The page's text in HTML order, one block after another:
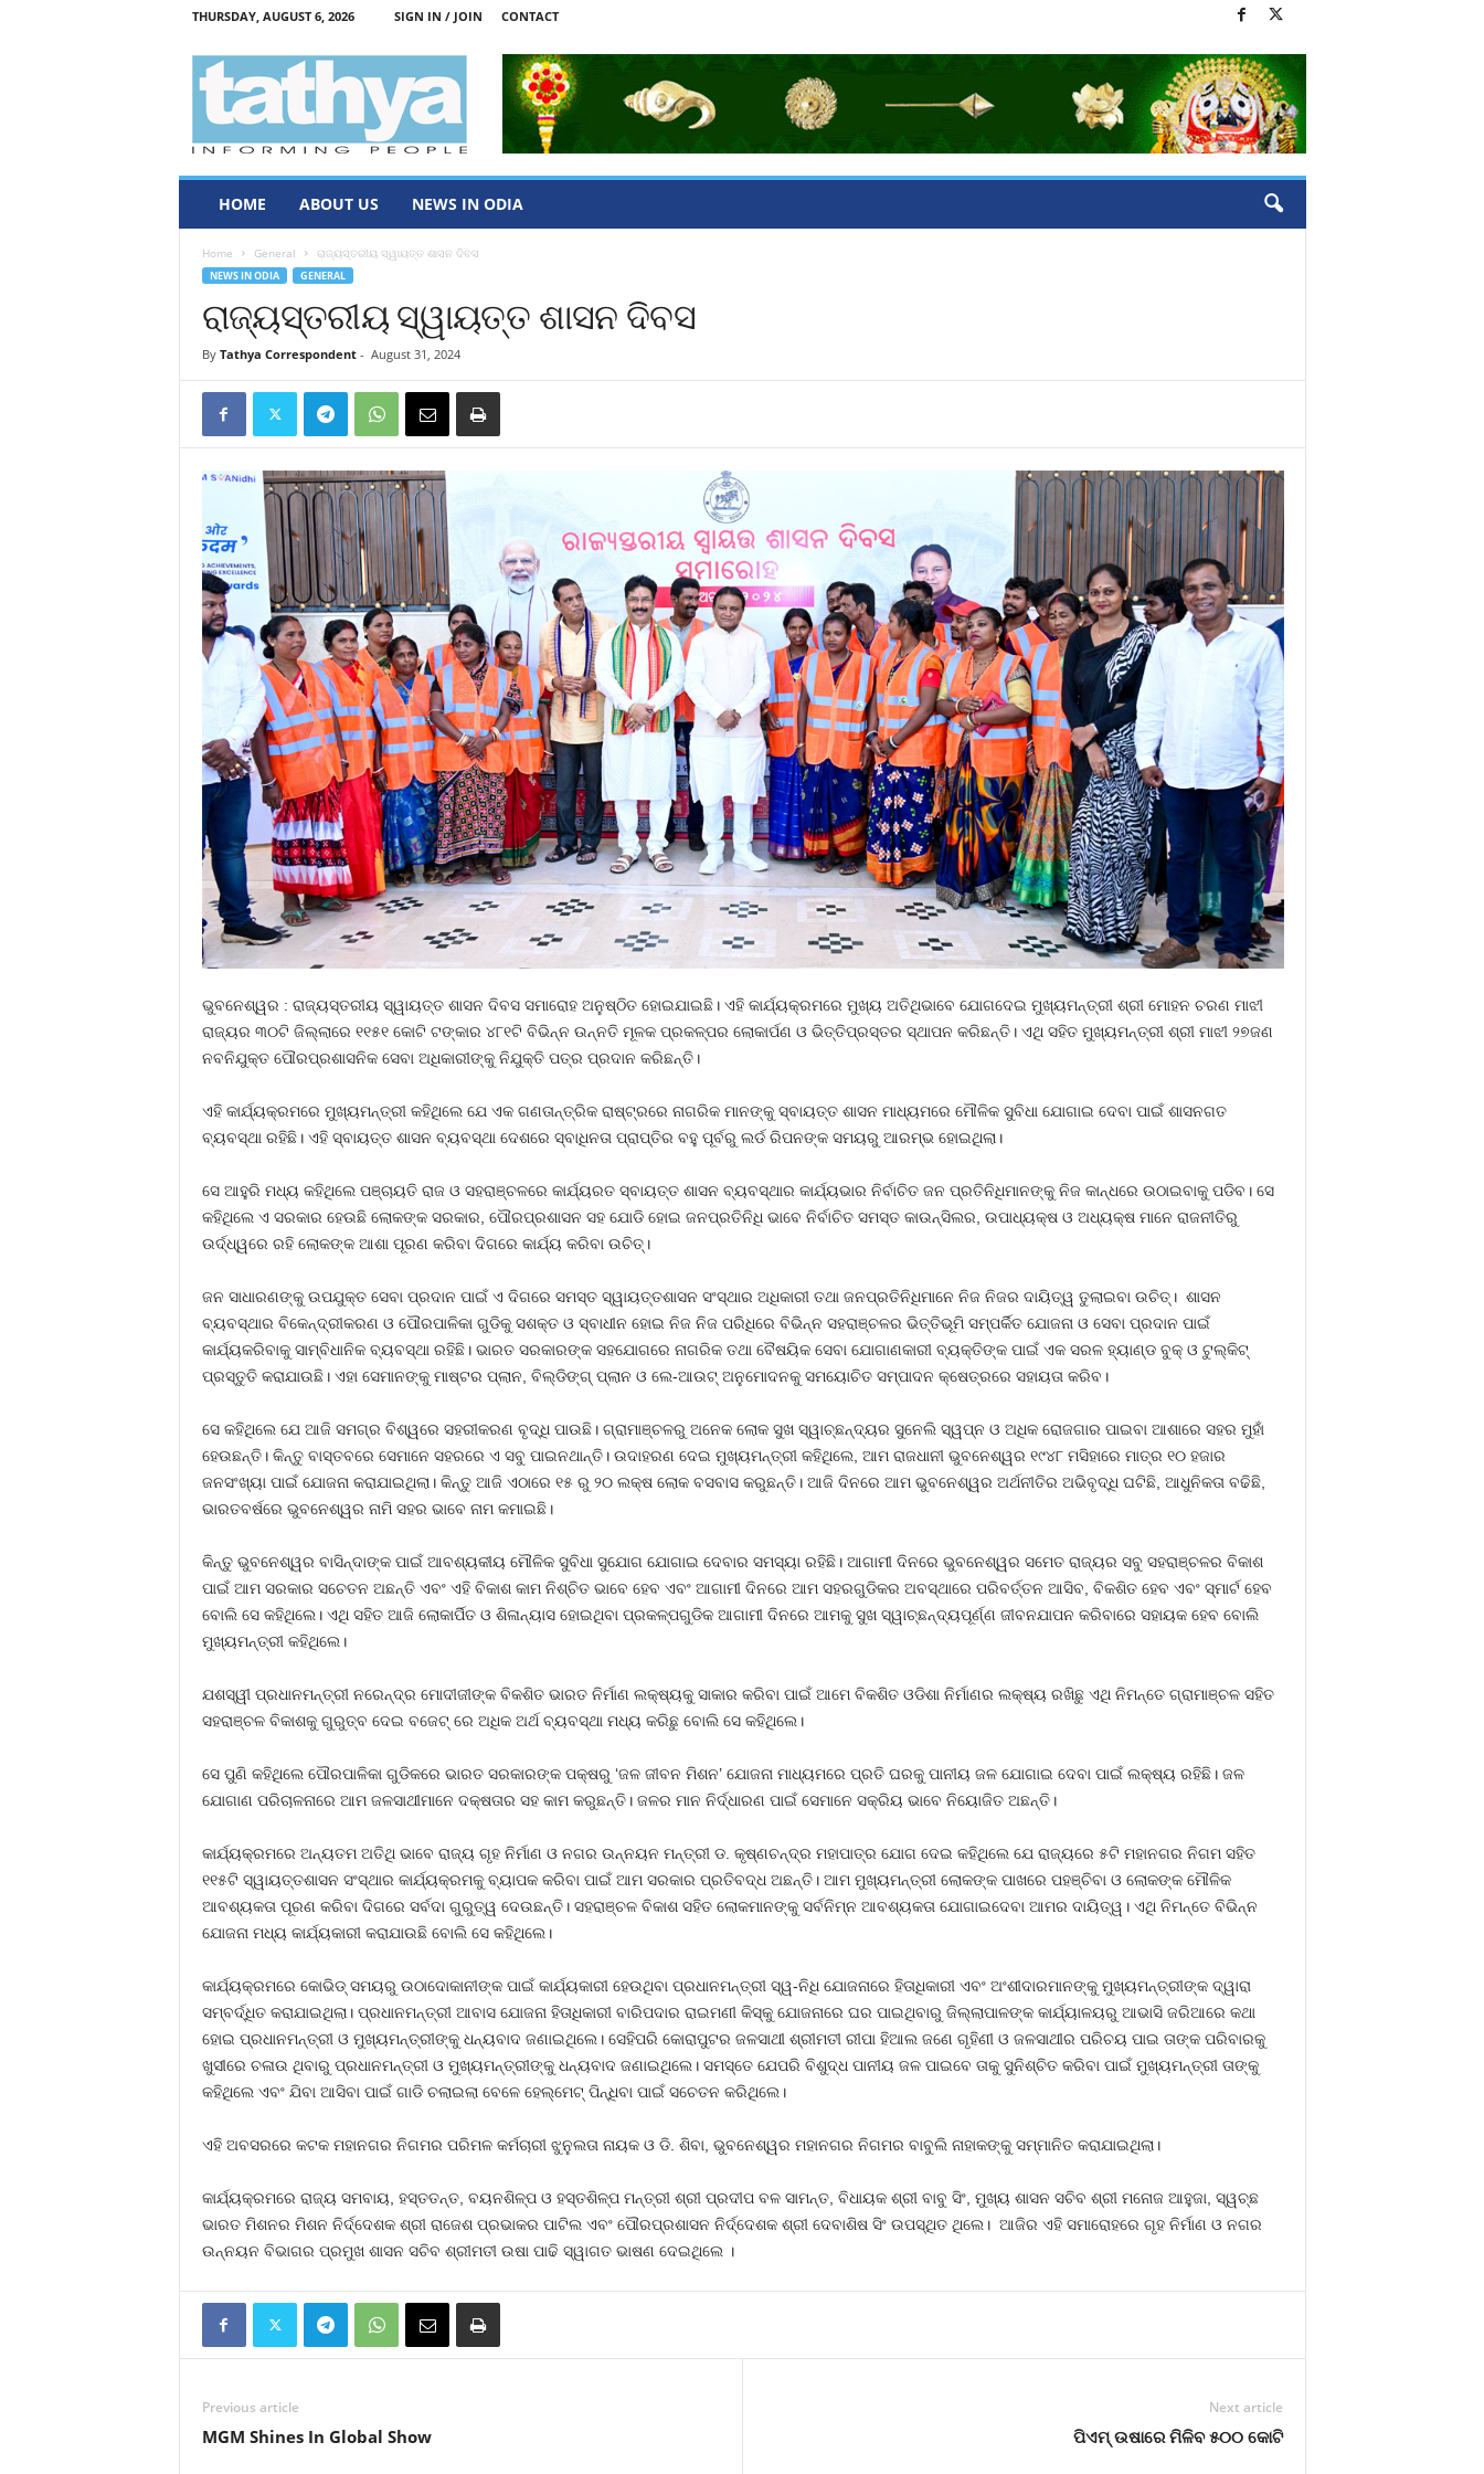
THURSDAY, AUGUST 6, 2026 SIGN IN / JOIN CONTACT
HOME ABOUT US NEWS IN ODIA
Home General ରାଜ୍ୟସ୍ତରୀୟ ସ୍ୱାୟତ୍ତ ଶାସନ ଦିବସ
NEWS IN ODIA GENERAL
ରାଜ୍ୟସ୍ତରୀୟ ସ୍ୱାୟତ୍ତ ଶାସନ ଦିବସ
By Tathya Correspondent- August 31, 2024
ଭୁବନେଶ୍ୱର : ରାଜ୍ୟସ୍ତରୀୟ ସ୍ୱାୟତ୍ତ ଶାସନ ଦିବସ ସମାରୋହ ଅନୁଷ୍ଠିତ ହୋଇଯାଇଛି। ଏହି କାର୍ଯ୍ୟକ୍ରମରେ ମୁଖ୍ୟ ଅତିଥିଭାବେ ଯୋଗଦେଇ ମୁଖ୍ୟମନ୍ତ୍ରୀ ଶ୍ରୀ ମୋହନ ଚରଣ ମାଝୀ
ରାଜ୍ୟର ୩୦ଟି ଜିଲ୍ଲାରେ ୧୧୫୧ କୋଟି ଟଙ୍କାର ୪୮୧ଟି ବିଭିନ୍ନ ଉନ୍ନତି ମୂଳକ ପ୍ରକଳ୍ପର ଲୋକାର୍ପଣ ଓ ଭିତ୍ତିପ୍ରସ୍ତର ସ୍ଥାପନ କରିଛନ୍ତି। ଏଥି ସହିତ ମୁଖ୍ୟମନ୍ତ୍ରୀ ଶ୍ରୀ ମାଝୀ ୨୭ଜଣ
ନବନିଯୁକ୍ତ ପୌରପ୍ରଶାସନିକ ସେବା ଅଧିକାରୀଙ୍କୁ ନିଯୁକ୍ତି ପତ୍ର ପ୍ରଦାନ କରିଛନ୍ତି।
ଏହି କାର୍ଯ୍ୟକ୍ରମରେ ମୁଖ୍ୟମନ୍ତ୍ରୀ କହିଥିଲେ ଯେ ଏକ ଗଣତାନ୍ତ୍ରିକ ରାଷ୍ଟ୍ରରେ ନାଗରିକ ମାନଙ୍କୁ ସ୍ବାୟତ୍ତ ଶାସନ ମାଧ୍ୟମରେ ମୌଳିକ ସୁବିଧା ଯୋଗାଇ ଦେବା ପାଇଁ ଶାସନଗତ
ବ୍ୟବସ୍ଥା ରହିଛି। ଏହି ସ୍ବାୟତ୍ତ ଶାସନ ବ୍ୟବସ୍ଥା ଦେଶରେ ସ୍ବାଧିନତା ପ୍ରାପ୍ତିର ବହୁ ପୂର୍ବରୁ ଲର୍ଡ ରିପନଙ୍କ ସମୟରୁ ଆରମ୍ଭ ହୋଇଥିଲା।
ସେ ଆହୁରି ମଧ୍ୟ କହିଥିଲେ ପଞ୍ଚାୟତି ରାଜ ଓ ସହରାଞ୍ଚଳରେ କାର୍ଯ୍ୟରତ ସ୍ବାୟତ୍ତ ଶାସନ ବ୍ୟବସ୍ଥାର କାର୍ଯ୍ୟଭାର ନିର୍ବାଚିତ ଜନ ପ୍ରତିନିଧିମାନଙ୍କୁ ନିଜ କାନ୍ଧରେ ଉଠାଇବାକୁ ପଡିବ। ସେ
କହିଥିଲେ ଏ ସରକାର ହେଉଛି ଲୋକଙ୍କ ସରକାର, ପୌରପ୍ରଶାସନ ସହ ଯୋଡି ହୋଇ ଜନପ୍ରତିନିଧି ଭାବେ ନିର୍ବାଚିତ ସମସ୍ତ କାଉନ୍‌ସିଲର, ଉପାଧ୍ୟକ୍ଷ ଓ ଅଧ୍ୟକ୍ଷ ମାନେ ରାଜନୀତିରୁ
ଉର୍ଦ୍ଧ୍ୱରେ ରହି ଲୋକଙ୍କ ଆଶା ପୂରଣ କରିବା ଦିଗରେ କାର୍ଯ୍ୟ କରିବା ଉଚିତ୍।
ଜନ ସାଧାରଣଙ୍କୁ ଉପଯୁକ୍ତ ସେବା ପ୍ରଦାନ ପାଇଁ ଏ ଦିଗରେ ସମସ୍ତ ସ୍ୱାୟତ୍ତଶାସନ ସଂସ୍ଥାର ଅଧିକାରୀ ତଥା ଜନପ୍ରତିନିଧିମାନେ ନିଜ ନିଜର ଦାୟିତ୍ୱ ତୁଲାଇବା ଉଚିତ୍। ଶାସନ
ବ୍ୟବସ୍ଥାର ବିକେନ୍ଦ୍ରୀକରଣ ଓ ପୌରପାଳିକା ଗୁଡିକୁ ସଶକ୍ତ ଓ ସ୍ବାଧୀନ ହୋଇ ନିଜ ନିଜ ପରିଧିରେ ବିଭିନ୍ନ ସହରାଞ୍ଚଳର ଭିତ୍ତିଭୂମି ସମ୍ପର୍କିତ ଯୋଜନା ଓ ସେବା ପ୍ରଦାନ ପାଇଁ
କାର୍ଯ୍ୟକରିବାକୁ ସାମ୍ବିଧାନିକ ବ୍ୟବସ୍ଥା ରହିଛି। ଭାରତ ସରକାରଙ୍କ ସହଯୋଗରେ ନାଗରିକ ତଥା ବୈଷୟିକ ସେବା ଯୋଗାଣକାରୀ ବ୍ୟକ୍ତିଙ୍କ ପାଇଁ ଏକ ସରଳ ହ୍ୟାଣ୍ଡ ବୁକ୍ ଓ ଟୁଲ୍‌କିଟ୍
ପ୍ରସ୍ତୁତି କରାଯାଉଛି। ଏହା ସେମାନଙ୍କୁ ମାଷ୍ଟର ପ୍ଲାନ, ବିଲ୍ଡିଙ୍ଗ୍ ପ୍ଲାନ ଓ ଲେ-ଆଉଟ୍ ଅନୁମୋଦନକୁ ସମୟୋଚିତ ସମ୍ପାଦନ କ୍ଷେତ୍ରରେ ସହାୟତା କରିବ।
ସେ କହିଥିଲେ ଯେ ଆଜି ସମଗ୍ର ବିଶ୍ୱରେ ସହରୀକରଣ ବୃଦ୍ଧି ପାଉଛି। ଗ୍ରାମାଞ୍ଚଳରୁ ଅନେକ ଲୋକ ସୁଖ ସ୍ୱାଚ୍ଛନ୍ଦ୍ୟର ସୁନେଲି ସ୍ୱପ୍ନ ଓ ଅଧିକ ରୋଜଗାର ପାଇବା ଆଶାରେ ସହର ମୁହାଁ
ହେଉଛନ୍ତି। କିନ୍ତୁ ବାସ୍ତବରେ ସେମାନେ ସହରରେ ଏ ସବୁ ପାଇନଥାନ୍ତି। ଉଦାହରଣ ଦେଇ ମୁଖ୍ୟମନ୍ତ୍ରୀ କହିଥିଲେ, ଆମ ରାଜଧାନୀ ଭୁବନେଶ୍ୱର ୧୯୪୮ ମସିହାରେ ମାତ୍ର ୧୦ ହଜାର
ଜନସଂଖ୍ୟା ପାଇଁ ଯୋଜନା କରାଯାଇଥିଲା। କିନ୍ତୁ ଆଜି ଏଠାରେ ୧୫ ରୁ ୨୦ ଲକ୍ଷ ଲୋକ ବସବାସ କରୁଛନ୍ତି। ଆଜି ଦିନରେ ଆମ ଭୁବନେଶ୍ୱର ଅର୍ଥନୀତିର ଅଭିବୃଦ୍ଧି ଘଟିଛି, ଆଧୁନିକତା ବଢିଛି,
ଭାରତବର୍ଷରେ ଭୁବନେଶ୍ୱର ନାମି ସହର ଭାବେ ନାମ କମାଇଛି।
କିନ୍ତୁ ଭୁବନେଶ୍ୱର ବାସିନ୍ଦାଙ୍କ ପାଇଁ ଆବଶ୍ୟକୀୟ ମୌଳିକ ସୁବିଧା ସୁଯୋଗ ଯୋଗାଇ ଦେବାର ସମସ୍ୟା ରହିଛି। ଆଗାମୀ ଦିନରେ ଭୁବନେଶ୍ୱର ସମେତ ରାଜ୍ୟର ସବୁ ସହରାଞ୍ଚଳର ବିକାଶ
ପାଇଁ ଆମ ସରକାର ସଚେତନ ଅଛନ୍ତି ଏବଂ ଏହି ବିକାଶ କାମ ନିଶ୍ଚିତ ଭାବେ ହେବ ଏବଂ ଆଗାମୀ ଦିନରେ ଆମ ସହରଗୁଡିକର ଅବସ୍ଥାରେ ପରିବର୍ତ୍ତନ ଆସିବ, ବିକଶିତ ହେବ ଏବଂ ସ୍ମାର୍ଟ ହେବ
ବୋଲି ସେ କହିଥିଲେ। ଏଥି ସହିତ ଆଜି ଲୋକାର୍ପିତ ଓ ଶିଳାନ୍ୟାସ ହୋଇଥିବା ପ୍ରକଳ୍ପଗୁଡିକ ଆଗାମୀ ଦିନରେ ଆମକୁ ସୁଖ ସ୍ୱାଚ୍ଛନ୍ଦ୍ୟପୂର୍ଣ୍ଣ ଜୀବନଯାପନ କରିବାରେ ସହାୟକ ହେବ ବୋଲି
ମୁଖ୍ୟମନ୍ତ୍ରୀ କହିଥିଲେ।
ଯଶସ୍ୱୀ ପ୍ରଧାନମନ୍ତ୍ରୀ ନରେନ୍ଦ୍ର ମୋଦୀଜୀଙ୍କ ବିକଶିତ ଭାରତ ନିର୍ମାଣ ଲକ୍ଷ୍ୟକୁ ସାକାର କରିବା ପାଇଁ ଆମେ ବିକଶିତ ଓଡିଶା ନିର୍ମାଣର ଲକ୍ଷ୍ୟ ରଖିଛୁ ଏଥି ନିମନ୍ତେ ଗ୍ରାମାଞ୍ଚଳ ସହିତ
ସହରାଞ୍ଚଳ ବିକାଶକୁ ଗୁରୁତ୍ବ ଦେଇ ବଜେଟ୍ ରେ ଅଧିକ ଅର୍ଥ ବ୍ୟବସ୍ଥା ମଧ୍ୟ କରିଛୁ ବୋଲି ସେ କହିଥିଲେ।
ସେ ପୁଣି କହିଥିଲେ ପୌରପାଳିକା ଗୁଡିକରେ ଭାରତ ସରକାରଙ୍କ ପକ୍ଷରୁ ‘ଜଳ ଜୀବନ ମିଶନ’ ଯୋଜନା ମାଧ୍ୟମରେ ପ୍ରତି ଘରକୁ ପାନୀୟ ଜଳ ଯୋଗାଇ ଦେବା ପାଇଁ ଲକ୍ଷ୍ୟ ରହିଛି। ଜଳ
ଯୋଗାଣ ପରିଚାଳନାରେ ଆମ ଜଳସାଥୀମାନେ ଦକ୍ଷତାର ସହ କାମ କରୁଛନ୍ତି। ଜଳର ମାନ ନିର୍ଦ୍ଧାରଣ ପାଇଁ ସେମାନେ ସକ୍ରିୟ ଭାବେ ନିୟୋଜିତ ଅଛନ୍ତି।
କାର୍ଯ୍ୟକ୍ରମରେ ଅନ୍ୟତମ ଅତିଥି ଭାବେ ରାଜ୍ୟ ଗୃହ ନିର୍ମାଣ ଓ ନଗର ଉନ୍ନୟନ ମନ୍ତ୍ରୀ ଡ. କୃଷ୍ଣଚନ୍ଦ୍ର ମହାପାତ୍ର ଯୋଗ ଦେଇ କହିଥିଲେ ଯେ ରାଜ୍ୟରେ ୫ଟି ମହାନଗର ନିଗମ ସହିତ
୧୧୫ଟି ସ୍ୱାୟତ୍ତଶାସନ ସଂସ୍ଥାର କାର୍ଯ୍ୟକ୍ରମକୁ ବ୍ୟାପକ କରିବା ପାଇଁ ଆମ ସରକାର ପ୍ରତିବଦ୍ଧ ଅଛନ୍ତି। ଆମ ମୁଖ୍ୟମନ୍ତ୍ରୀ ଲୋକଙ୍କ ପାଖରେ ପହଞ୍ଚିବା ଓ ଲୋକଙ୍କ ମୌଳିକ
ଆବଶ୍ୟକତା ପୂରଣ କରିବା ଦିଗରେ ସର୍ବଦା ଗୁରୁତ୍ୱ ଦେଉଛନ୍ତି। ସହରାଞ୍ଚଳ ବିକାଶ ସହିତ ଲୋକମାନଙ୍କୁ ସର୍ବନିମ୍ନ ଆବଶ୍ୟକତା ଯୋଗାଇଦେବା ଆମର ଦାୟିତ୍ୱ। ଏଥି ନିମନ୍ତେ ବିଭିନ୍ନ
ଯୋଜନା ମଧ୍ୟ କାର୍ଯ୍ୟକାରୀ କରାଯାଉଛି ବୋଲି ସେ କହିଥିଲେ।
କାର୍ଯ୍ୟକ୍ରମରେ କୋଭିଡ୍ ସମୟରୁ ଉଠାଦୋକାନୀଙ୍କ ପାଇଁ କାର୍ଯ୍ୟକାରୀ ହେଉଥିବା ପ୍ରଧାନମନ୍ତ୍ରୀ ସ୍ୱ-ନିଧି ଯୋଜନାରେ ହିତାଧିକାରୀ ଏବଂ ଅଂଶୀଦାରମାନଙ୍କୁ ମୁଖ୍ୟମନ୍ତ୍ରୀଙ୍କ ଦ୍ୱାରା
ସମ୍ବର୍ଦ୍ଧିତ କରାଯାଇଥିଲା। ପ୍ରଧାନମନ୍ତ୍ରୀ ଆବାସ ଯୋଜନା ହିତାଧିକାରୀ ବାରିପଦାର ରାଇମଣୀ କିସ୍କୁ ଯୋଜନାରେ ଘର ପାଇଥିବାରୁ ଜିଲ୍ଲାପାଳଙ୍କ କାର୍ଯ୍ୟାଳୟରୁ ଆଭାସି ଜରିଆରେ କଥା
ହୋଇ ପ୍ରଧାନମନ୍ତ୍ରୀ ଓ ମୁଖ୍ୟମନ୍ତ୍ରୀଙ୍କୁ ଧନ୍ୟବାଦ ଜଣାଇଥିଲେ। ସେହିପରି କୋରାପୁଟର ଜଳସାଥୀ ଶ୍ରୀମତୀ ରୀପା ହିଆଲ ଜଣେ ଗୃହିଣୀ ଓ ଜଳସାଥୀର ପରିଚୟ ପାଇ ତାଙ୍କ ପରିବାରକୁ
ଖୁସୀରେ ଚଳାଉ ଥିବାରୁ ପ୍ରଧାନମନ୍ତ୍ରୀ ଓ ମୁଖ୍ୟମନ୍ତ୍ରୀଙ୍କୁ ଧନ୍ୟବାଦ ଜଣାଇଥିଲେ। ସମସ୍ତେ ଯେପରି ବିଶୁଦ୍ଧ ପାନୀୟ ଜଳ ପାଇବେ ତାକୁ ସୁନିଶ୍ଚିତ କରିବା ପାଇଁ ମୁଖ୍ୟମନ୍ତ୍ରୀ ତାଙ୍କୁ
କହିଥିଲେ ଏବଂ ଯିବା ଆସିବା ପାଇଁ ଗାଡି ଚଲାଇଲା ବେଳେ ହେଲ୍‌ମେଟ୍‌ ପିନ୍ଧିବା ପାଇଁ ସଚେତନ କରିଥିଲେ।
ଏହି ଅବସରରେ କଟକ ମହାନଗର ନିଗମର ପରିମଳ କର୍ମଚାରୀ ଝୁନୁଲତା ନାୟକ ଓ ଡି. ଶିବା, ଭୁବନେଶ୍ୱର ମହାନଗର ନିଗମର ବାବୁଲି ନାହାକଙ୍କୁ ସମ୍ମାନିତ କରାଯାଇଥିଲା।
କାର୍ଯ୍ୟକ୍ରମରେ ରାଜ୍ୟ ସମବାୟ, ହସ୍ତତନ୍ତ, ବୟନଶିଳ୍ପ ଓ ହସ୍ତଶିଳ୍ପ ମନ୍ତ୍ରୀ ଶ୍ରୀ ପ୍ରଦୀପ ବଳ ସାମନ୍ତ, ବିଧାୟକ ଶ୍ରୀ ବାବୁ ସିଂ, ମୁଖ୍ୟ ଶାସନ ସଚିବ ଶ୍ରୀ ମନୋଜ ଆହୁଜା, ସ୍ୱଚ୍ଛ
ଭାରତ ମିଶନର ମିଶନ ନିର୍ଦ୍ଦେଶକ ଶ୍ରୀ ରାଜେଶ ପ୍ରଭାକର ପାଟିଲ ଏବଂ ପୌରପ୍ରଶାସନ ନିର୍ଦ୍ଦେଶକ ଶ୍ରୀ ଦେବାଶିଷ ସିଂ ଉପସ୍ଥିତ ଥିଲେ। ଆଜିର ଏହି ସମାରୋହରେ ଗୃହ ନିର୍ମାଣ ଓ ନଗର
ଉନ୍ନୟନ ବିଭାଗର ପ୍ରମୁଖ ଶାସନ ସଚିବ ଶ୍ରୀମତୀ ଉଷା ପାଢି ସ୍ୱାଗତ ଭାଷଣ ଦେଇଥିଲେ ।
Previous article
MGM Shines In Global Show
Next article
ପିଏମ୍ ଉଷାରେ ମିଳିବ ୫୦୦ କୋଟି